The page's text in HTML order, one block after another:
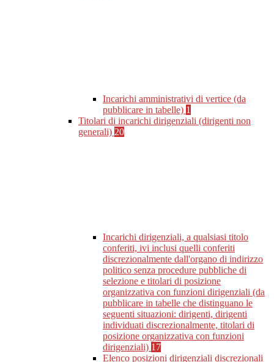
Incarichi amministrativi di vertice (da
pubblicare in tabelle) 1
Titolari di incarichi dirigenziali (dirigenti non
generali) 20
Incarichi dirigenziali, a qualsiasi titolo
conferiti, ivi inclusi quelli conferiti
discrezionalmente dall'organo di indirizzo
politico senza procedure pubbliche di
selezione e titolari di posizione
organizzativa con funzioni dirigenziali (da
pubblicare in tabelle che distinguano le
seguenti situazioni: dirigenti, dirigenti
individuati discrezionalmente, titolari di
posizione organizzativa con funzioni
dirigenziali) 17
Elenco posizioni dirigenziali discrezionali